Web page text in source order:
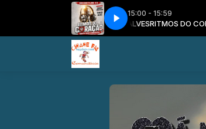
15:00 - 15:59
MANTOAN E TONICO ALVESRITMOS DO